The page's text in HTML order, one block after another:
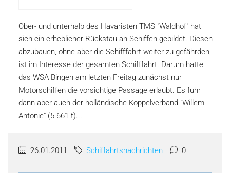
Ober- und unterhalb des Havaristen TMS "Waldhof" hat
sich ein erheblicher Rückstau an Schiffen gebildet. Diesen
abzubauen, ohne aber die Schifffahrt weiter zu gefährden,
ist im Interesse der gesamten Schifffahrt. Darum hatte
das WSA Bingen am letzten Freitag zunächst nur
Motorschiffen die vorsichtige Passage erlaubt. Es fuhr
dann aber auch der holländische Koppelverband "Willem
Antonie" (5.661 t)...
26.01.2011 Schiffahrtsnachrichten 0